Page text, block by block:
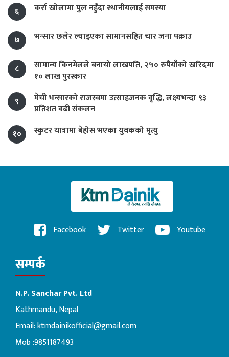
६ कर्रा खोलामा पुल नहुँदा स्थानीयलाई समस्या
७ भन्सार छलेर ल्याइएका सामानसहित चार जना पक्राउ
८
सामान्य किनमेलले बनायो लाखपति, २५० रुपैयाँको खरिदमा
१० लाख पुरस्कार
९
मेची भन्सारको राजस्वमा उत्साहजनक वृद्धि, लक्ष्यभन्दा ९३
प्रतिशत बढी संकलन
१०
स्कुटर यात्रामा बेहोस भएका युवकको मृत्यु
Facebook Twitter Youtube
सम्पर्क
N.P. Sanchar Pvt. Ltd
Kathmandu, Nepal
Email:ktmdainikofficial@gmail.com
Mob :9851187493